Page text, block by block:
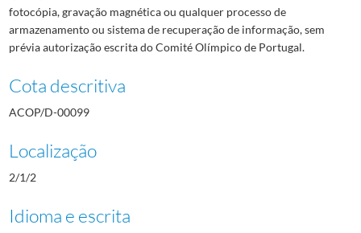
fotocópia, gravação magnética ou qualquer processo de
armazenamento ou sistema de recuperação de informação, sem
prévia autorização escrita do Comité Olímpico de Portugal.
Cota descritiva
ACOP/D-00099
Localização
2/1/2
Idioma e escrita